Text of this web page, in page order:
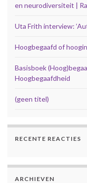
en neurodiversiteit |
Uta Frith interview:
Hoogbegaafd of
Basisboek
Hoogbegaafdheid
(geen titel)
RECENTE REACTIES
ARCHIEVEN